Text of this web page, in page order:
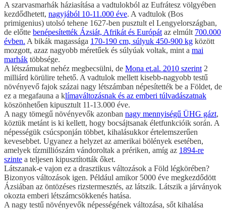
A szarvasmarhák háziasítása a vadtulokból az Eufrátesz völgyében
kezdődhetett, nagyjából 10-11.000 éve. A vadtulok (Bos
primigenius) utolsó tehene 1627-ben pusztult el Lengyelországban,
de előtte benépesítették Ázsiát, Afrikát és Európátaz elmúlt 700.000
évben. A bikák magassága 170-190 cm, súlyuk 450-900 kg között
mozgott, azaz nagyobb méretűek és súlyúak voltak, mint a mai
marhák többsége.
A létszámukat nehéz megbecsülni, de Mona et.al. 2010 szerint2
milliárd körülire tehető. A vadtulok mellett kisebb-nagyobb testű
növényevő fajok százai nagy létszámban népesítették be a Földet, de
ez a megafauna a klímaváltozásnak és az emberi túlvadászatnak
köszönhetően kipusztult 11-13.000 éve.
A nagy tömegű növényevők azonban nagy mennyiségű ÜHG gázt,
köztük metánt is ki kellett, hogy bocsájtsanak életfunkcióik során. A
népességük csúcsponján többet, kihalásukkor értelemszerűen
kevesebbet. Ugyanez a helyzet az amerikai bölények esetében,
amelyek tízmilliószám vándoroltak a prériken, amíg az 1894-re
szinte a teljesen kipusztították őket.
Látszanak-e vajon ez a drasztikus változások a Föld légkörében?
Bizonyos változások igen. Például amikor 5000 éve megkezdődött
Ázsiában az öntözéses rizstermesztés, az látszik. Látszik a járványok
okozta emberi létszámcsökkenés hatása.
A nagy testű növényevők népességének változása, sőt kihalása